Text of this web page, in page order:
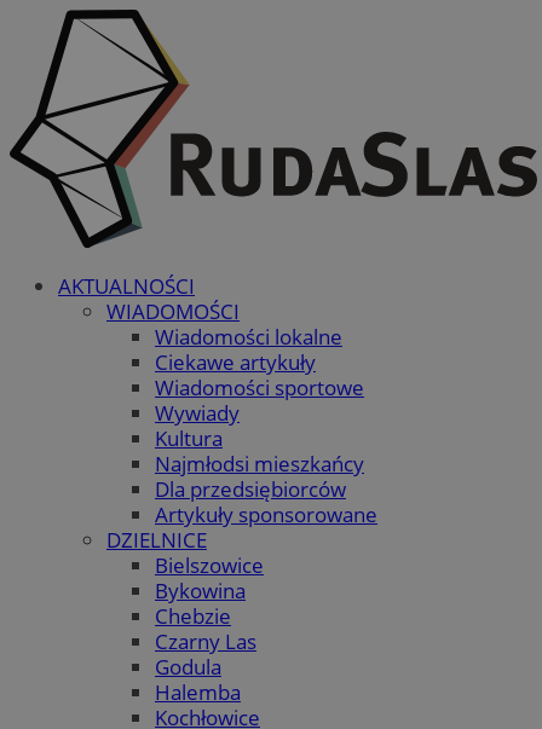
AKTUALNOŚCI
WIADOMOŚCI
Wiadomości lokalne
Ciekawe artykuły
Wiadomości sportowe
Wywiady
Kultura
Najmłodsi mieszkańcy
Dla przedsiębiorców
Artykuły sponsorowane
DZIELNICE
Bielszowice
Bykowina
Chebzie
Czarny Las
Godula
Halemba
Kochłowice